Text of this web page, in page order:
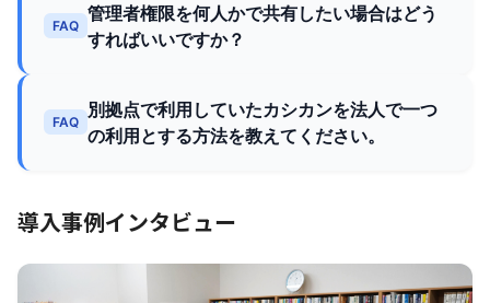
FAQ
管理者権限を何人かで共有したい場合はどう
すればいいですか？
FAQ
別拠点で利用していたカシカンを法人で一つ
の利用とする方法を教えてください。
導入事例インタビュー